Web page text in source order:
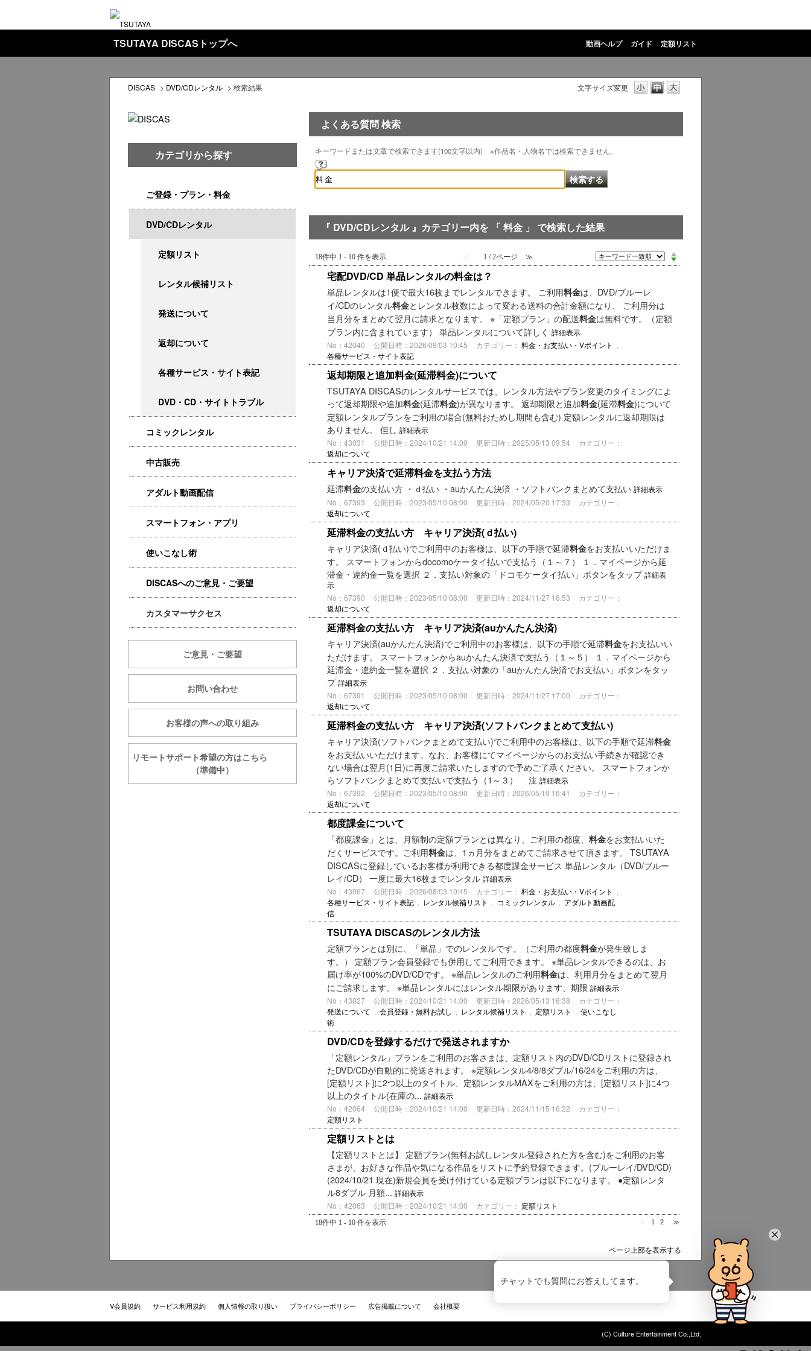
TSUTAYA DISCASトップへ 動画ヘルプ ガイド 定額リスト
文字サイズ変更
DISCAS > DVD/CDレンタル > 検索結果
カテゴリから探す
ご登録・プラン・料金
DVD/CDレンタル
定額リスト
レンタル候補リスト
発送について
返却について
各種サービス・サイト表記
DVD・CD・サイトトラブル
コミックレンタル
中古販売
アダルト動画配信
スマートフォン・アプリ
使いこなし術
DISCASへのご意見・ご要望
カスタマーサクセス
ご意見・ご要望
お問い合わせ
お客様の声への取り組み
リモートサポート希望の方はこちら
（準備中）
よくある質問 検索
キーワードまたは文章で検索できます(100文字以内) ※作品名・人物名では検索できません。
『 DVD/CDレンタル 』カテゴリー内を 「 料金 」 で検索した結果
18件中 1 - 10 件を表示 ≪ 1 / 2ページ ≫
宅配DVD/CD 単品レンタルの料金は？
単品レンタルは1便で最大16枚までレンタルできます。 ご利用料金は、DVD/ブルーレ
イ/CDのレンタル料金とレンタル枚数によって変わる送料の合計金額になり、 ご利用分は
当月分をまとめて翌月に請求となります。 ※「定額プラン」の配送料金は無料です。（定額
プラン内に含まれています） 単品レンタルについて詳しく 詳細表示
No：42040 公開日時：2026/08/03 10:45 カテゴリー： 料金・お支払い・Vポイント
各種サービス・サイト表記
返却期限と追加料金(延滞料金)について
TSUTAYA DISCASのレンタルサービスでは、レンタル方法やプラン変更のタイミングによ
って返却期限や追加料金(延滞料金)が異なります。 返却期限と追加料金(延滞料金)について
定額レンタルプランをご利用の場合(無料おためし期間も含む) 定額レンタルに返却期限は
ありません。 但し 詳細表示
No：43031 公開日時：2024/10/21 14:00 更新日時：2025/05/13 09:54
カテゴリー：
返却について
キャリア決済で延滞料金を支払う方法
延滞料金の支払い方 ・ｄ払い ・auかんたん決済 ・ソフトバンクまとめて支払い 詳細表示
No：67393 公開日時：2023/05/10 08:00 更新日時：2024/05/20 17:33
カテゴリー：
返却について
延滞料金の支払い方 キャリア決済(ｄ払い)
キャリア決済(ｄ払い)でご利用中のお客様は、以下の手順で延滞料金をお支払いいただけま
す。 スマートフォンからdocomoケータイ払いで支払う（１～７） １．マイページから延
滞金・違約金一覧を選択 ２．支払い対象の「ドコモケータイ払い」ボタンをタップ詳細表
示
No：67390 公開日時：2023/05/10 08:00 更新日時：2024/11/27 16:53
カテゴリー：
返却について
延滞料金の支払い方 キャリア決済(auかんたん決済)
キャリア決済(auかんたん決済)でご利用中のお客様は、以下の手順で延滞料金をお支払いい
ただけます。 スマートフォンからauかんたん決済で支払う（１～５） １．マイページから
延滞金・違約金一覧を選択 ２．支払い対象の「auかんたん決済でお支払い」ボタンをタッ
プ詳細表示
No：67391 公開日時：2023/05/10 08:00 更新日時：2024/11/27 17:00
カテゴリー：
返却について
延滞料金の支払い方 キャリア決済(ソフトバンクまとめて支払い)
キャリア決済(ソフトバンクまとめて支払い)でご利用中のお客様は、以下の手順で延滞料金
をお支払いいただけます。なお、お客様にてマイページからのお支払い手続きが確認でき
ない場合は翌月(1日)に再度ご請求いたしますので予めご了承ください。 スマートフォンか
らソフトバンクまとめて支払いで支払う（1～３） 注 詳細表示
No：67392 公開日時：2023/05/10 08:00 更新日時：2026/05/19 16:41
カテゴリー：
返却について
都度課金について
「都度課金」とは、月額制の定額プランとは異なり、ご利用の都度、 料金をお支払いいた
だくサービスです。ご利用料金は、1ヵ月分をまとめてご請求させて頂きます。 TSUTAYA
DISCASに登録しているお客様が利用できる都度課金サービス 単品レンタル（DVD/ブルー
レイ/CD） 一度に最大16枚までレンタル 詳細表示
No：43067 公開日時：2026/08/03 10:45 カテゴリー： 料金・お支払い・Vポイント
各種サービス・サイト表記
レンタル候補リスト コミックレンタル
アダルト動画配
信
TSUTAYA DISCASのレンタル方法
定額プランとは別に、「単品」でのレンタルです。（ご利用の都度料金が発生致しま
す。） 定額プラン会員登録でも併用してご利用できます。 ※単品レンタルできるのは、お
届け率が100%のDVD/CDです。 ※単品レンタルのご利用料金は、利用月分をまとめて翌月
にご請求します。 ※単品レンタルにはレンタル期限があります、期限 詳細表示
No：43027 公開日時：2024/10/21 14:00 更新日時：2026/05/13 16:38
カテゴリー：
発送について
会員登録・無料お試し レンタル候補リスト 定額リスト
使いこなし
術
DVD/CDを登録するだけで発送されますか
「定額レンタル」プランをご利用のお客さまは、定額リスト内のDVD/CDリストに登録され
たDVD/CDが自動的に発送されます。 ※定額レンタル4/8/8ダブル/16/24をご利用の方は、
[定額リスト]に2つ以上のタイトル、定額レンタルMAXをご利用の方は、[定額リスト]に4つ
以上のタイトル(在庫の... 詳細表示
No：42064 公開日時：2024/10/21 14:00 更新日時：2024/11/15 16:22
カテゴリー：
定額リスト
定額リストとは
【定額リストとは】 定額プラン(無料お試しレンタル登録された方を含む)をご利用のお客
さまが、お好きな作品や気になる作品をリストに予約登録できます。(ブルーレイ/DVD/CD)
(2024/10/21 現在)新規会員を受け付けている定額プランは以下になります。 ●定額レンタ
ル8ダブル 月額... 詳細表示
No：42063 公開日時：2024/10/21 14:00 カテゴリー： 定額リスト
18件中 1 - 10 件を表示 1 2 ≫
ページ上部を表示する
V会員規約 サービス利用規約 個人情報の取り扱い プライバシーポリシー 広告掲載について 会社概要
(C) Culture Entertainment Co.,Ltd.
チャットでも質問にお答えしてます。